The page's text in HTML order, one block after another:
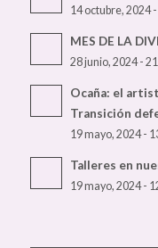
14 octubre, 2024
MES DE LA
28 junio, 2024 -
Ocaña: el
Transición
19 mayo, 2024 -
Talleres en
19 mayo, 2024 -